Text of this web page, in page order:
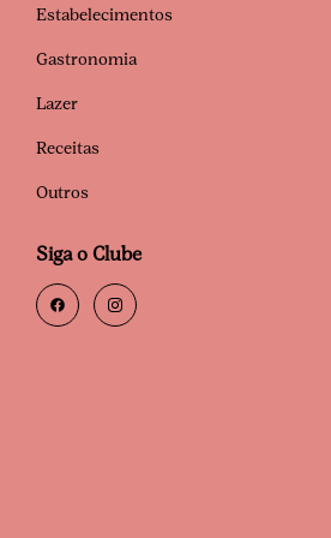
Estabelecimentos
Gastronomia
Lazer
Receitas
Outros
Siga o Clube